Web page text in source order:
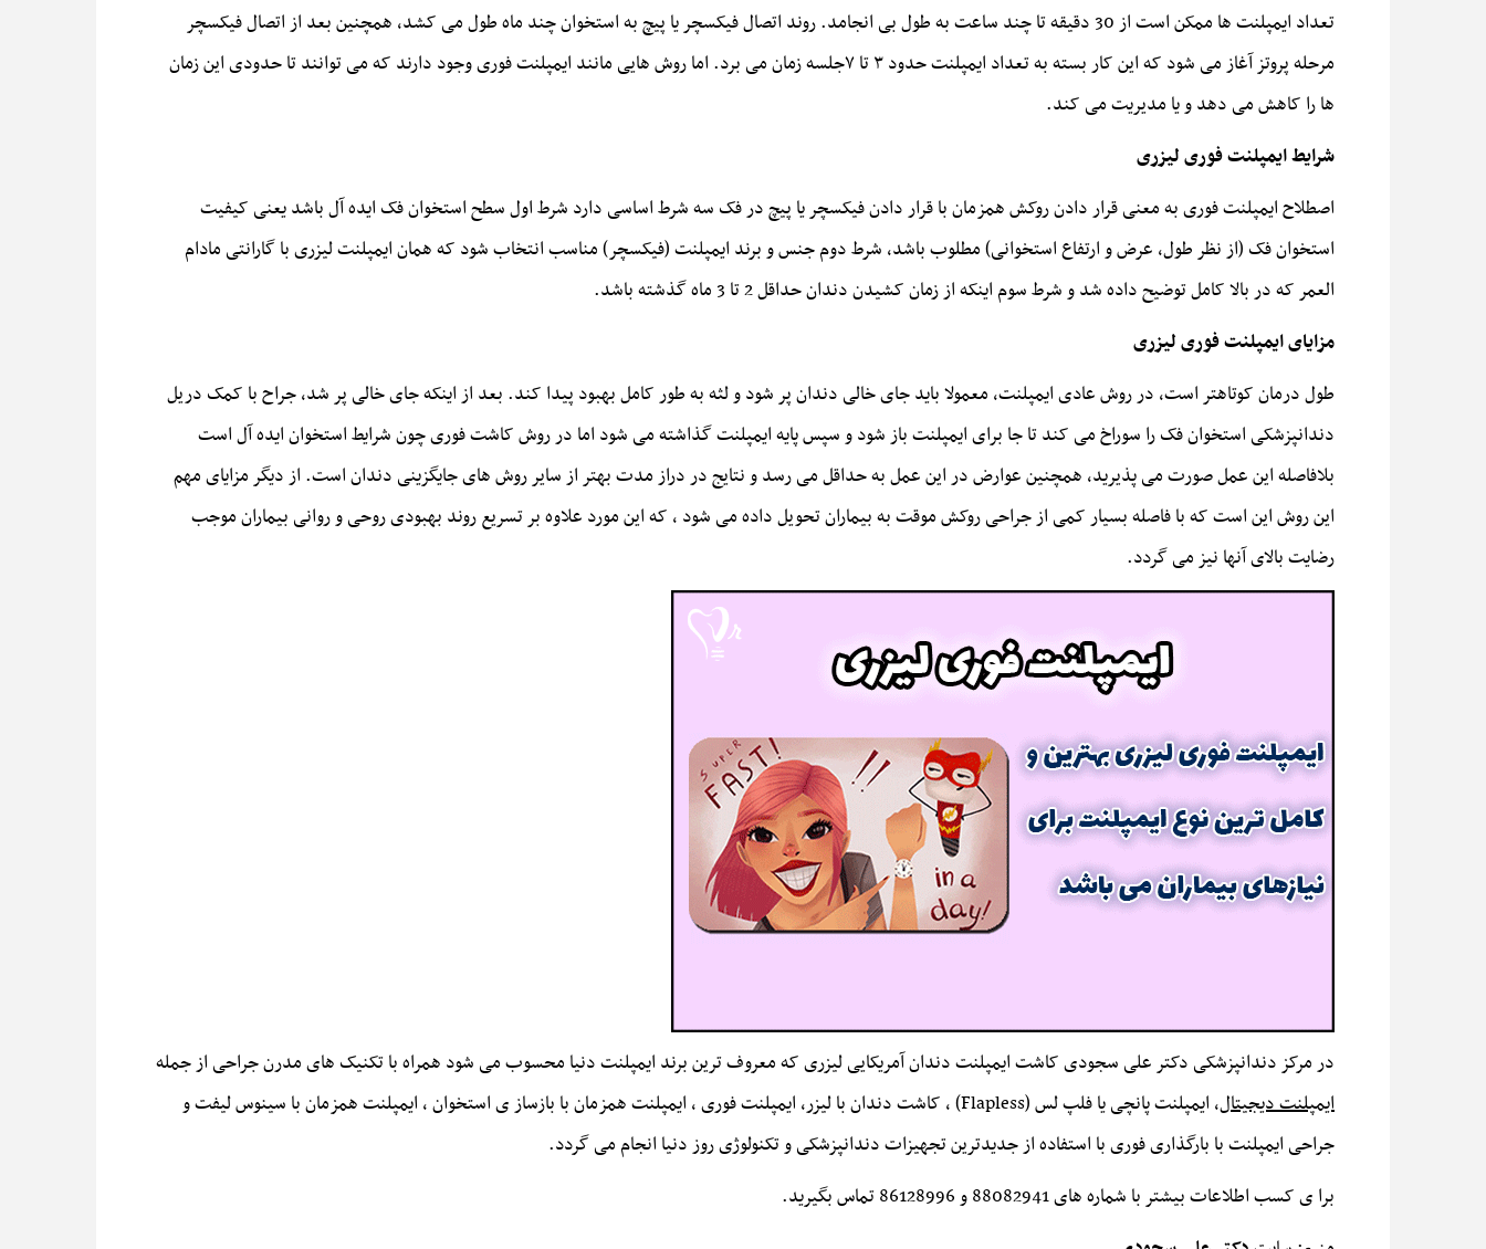
تعداد ایمپلنت ها ممکن است از 30 دقیقه تا چند ساعت به طول بی انجامد. روند اتصال فیکسچر یا پیچ به استخوان چند ماه طول می کشد، همچنین بعد از اتصال فیکسچر
مرحله پروتز آغاز می شود که این کار بسته به تعداد ایمپلنت حدود ۳ تا ۷جلسه زمان می برد. اما روش هایی مانند ایمپلنت فوری وجود دارند که می توانند تا حدودی این زمان
ها را کاهش می دهد و یا مدیریت می کند.
شرایط ایمپلنت فوری لیزری
اصطلاح ایمپلنت فوری به معنی قرار دادن روکش همزمان با قرار دادن فیکسچر یا پیچ در فک سه شرط اساسی دارد شرط اول سطح استخوان فک ایده آل باشد یعنی کیفیت
استخوان فک (از نظر طول، عرض و ارتفاع استخوانی) مطلوب باشد، شرط دوم جنس و برند ایمپلنت (فیکسچر) مناسب انتخاب شود که همان ایمپلنت لیزری با گارانتی مادام
العمر که در بالا کامل توضیح داده شد و شرط سوم اینکه از زمان کشیدن دندان حداقل 2 تا 3 ماه گذشته باشد.
مزایای ایمپلنت فوری لیزری
طول درمان کوتاهتر است، در روش عادی ایمپلنت، معمولا باید جای خالی دندان پر شود و لثه به طور کامل بهبود پیدا کند. بعد از اینکه جای خالی پر شد، جراح با کمک دریل
دندانپزشکی استخوان فک را سوراخ می کند تا جا برای ایمپلنت باز شود و سپس پایه ایمپلنت گذاشته می شود اما در روش کاشت فوری چون شرایط استخوان ایده آل است
بلافاصله این عمل صورت می پذیرید، همچنین عوارض در این عمل به حداقل می رسد و نتایج در دراز مدت بهتر از سایر روش های جایگزینی دندان است. از دیگر مزایای مهم
این روش این است که با فاصله بسیار کمی از جراحی روکش موقت به بیماران تحویل داده می شود ، که این مورد علاوه بر تسریع روند بهبودی روحی و روانی بیماران موجب
رضایت بالای آنها نیز می گردد.
در مرکز دندانپزشکی دکتر علی سجودی کاشت ایمپلنت دندان آمریکایی لیزری که معروف ترین برند ایمپلنت دنیا محسوب می شود همراه با تکنیک های مدرن جراحی از جمله
ایمپلنت دیجیتال
، ایمپلنت پانچی یا فلپ لس (Flapless) ، کاشت دندان با لیزر، ایمپلنت فوری ، ایمپلنت همزمان با بازساز ی استخوان ، ایمپلنت همزمان با سینوس لیفت و
جراحی ایمپلنت با بارگذاری فوری با استفاده از جدیدترین تجهیزات دندانپزشکی و تکنولوژی روز دنیا انجام می گردد.
برا ی کسب اطلاعات بیشتر با شماره های 88082941 و 86128996 تماس بگیرید.